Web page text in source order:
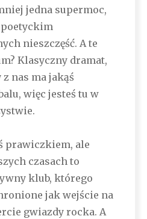
jedna supermoc,
nieszczęść. A te
Klasyczny dramat,
z nas ma jakąś
więc jesteś tu w
prawiczkiem, ale
czasach to
klub, którego
jak wejście na
gwiazdy rocka. A